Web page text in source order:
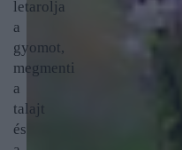
letarolja
a
gyomot,
megmenti
a
talajt
és